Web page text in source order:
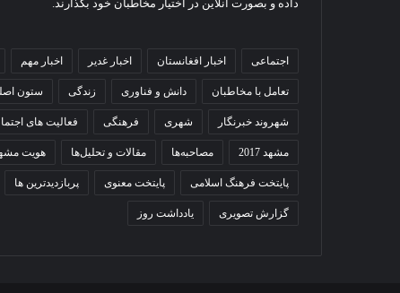
داده و بصورت آنلاین در اختیار مخاطبان خود بگذارند.
اجتماعی اخبار افغانستان اخبار غدیر اخبار مهم
تعامل با مخاطبان دانش و فناوری زندگی ستون
شهروند خبرنگار شهری فرهنگی فعالیت های
مشهد 2017 مصاحبه‌ها مقالات و تحلیل‌ها هویت
پایتخت فرهنگ اسلامی پایتخت معنوی پربازدیدترین ها
گزارش تصویری یادداشت روز
رضا(علیه
فیلم
2025-09-27
رضا(علیه السلام) + فیلم
مهدی
در